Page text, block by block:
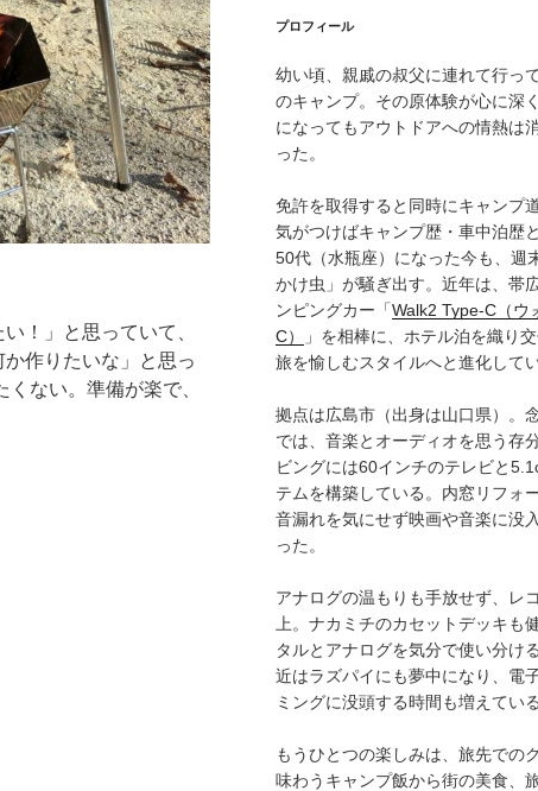
！」と思っていて、
作りたいな」と思っ
ない。準備が楽で、
プロフィール
幼い頃、親戚の叔父に連れて行っ
のキャンプ。その原体験が心に深
になってもアウトドアへの情熱は
った。
免許を取得すると同時にキャンプ
気がつけばキャンプ歴・車中泊歴
50代（水瓶座）になった今も、週
かけ虫」が騒ぎ出す。近年は、帯
ンピングカー「Walk2 Type‑C（ウ
C）
」を相棒に、ホテル泊を織り
旅を愉しむスタイルへと進化してい
拠点は広島市（出身は山口県）。
では、音楽とオーディオを思う存
ビングには60インチのテレビと
テムを構築している。内窓リフォ
音漏れを気にせず映画や音楽に没
った。
アナログの温もりも手放せず、レ
上。ナカミチのカセットデッキも
タルとアナログを気分で使い分け
近はラズパイにも夢中になり、電
ミングに没頭する時間も増えている
もうひとつの楽しみは、旅先での
味わうキャンプ飯から街の美食、